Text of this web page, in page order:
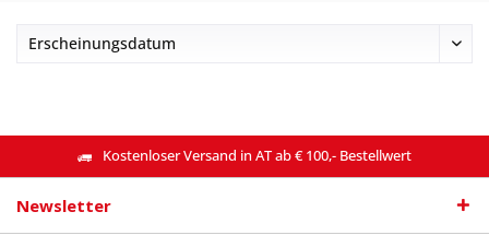
Kostenloser Versand in AT ab € 100,- Bestellwert
Newsletter